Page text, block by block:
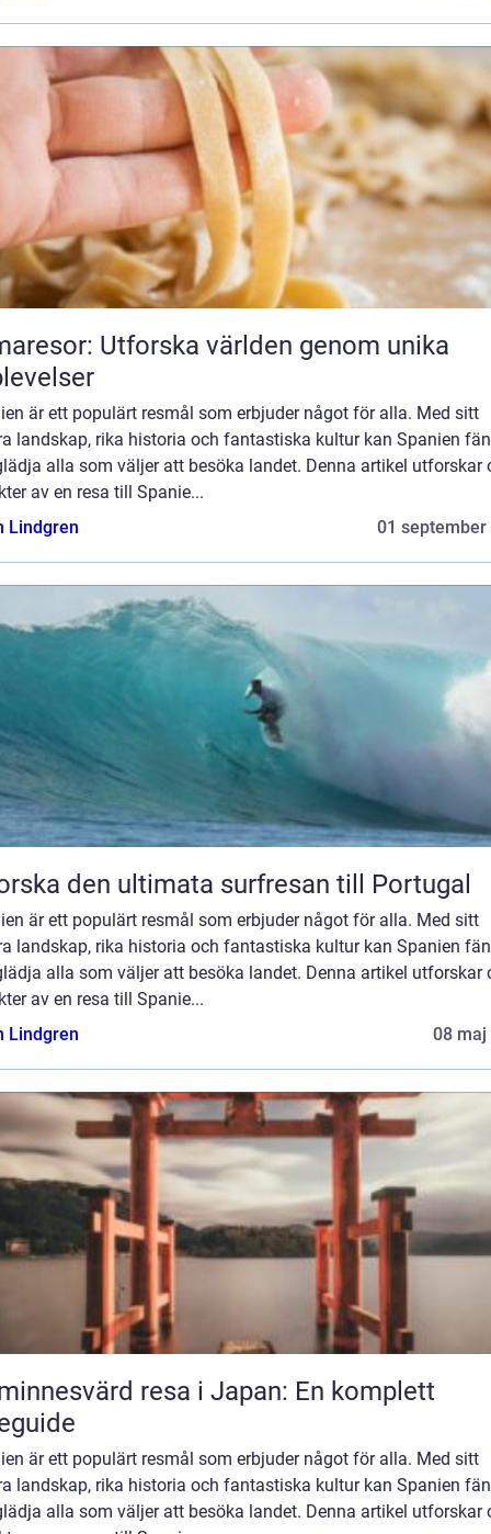
Utforska världen genom unika
är ett populärt resmål som erbjuder något för alla. Med sitt
landskap, rika historia och fantastiska kultur kan Spanien
alla som väljer att besöka landet. Denna artikel utforskar
av en resa till Spanie...
Lindgren
01 september
den ultimata surfresan till Portugal
är ett populärt resmål som erbjuder något för alla. Med sitt
landskap, rika historia och fantastiska kultur kan Spanien
alla som väljer att besöka landet. Denna artikel utforskar
av en resa till Spanie...
Lindgren
08 maj
resa i Japan: En komplett
är ett populärt resmål som erbjuder något för alla. Med sitt
landskap, rika historia och fantastiska kultur kan Spanien
alla som väljer att besöka landet. Denna artikel utforskar